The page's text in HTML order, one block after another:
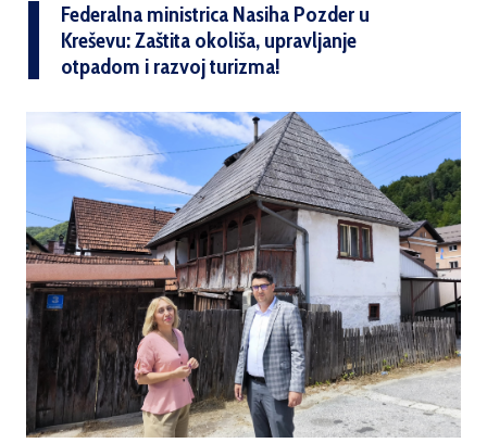
Federalna ministrica Nasiha Pozder u
Kreševu: Zaštita okoliša, upravljanje
otpadom i razvoj turizma!